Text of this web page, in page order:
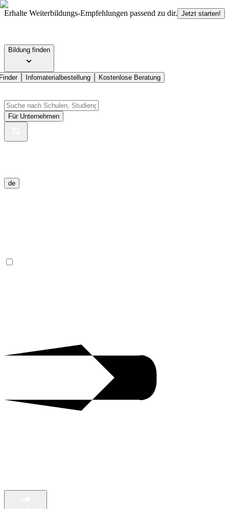
Erhalte Weiterbildungs-Empfehlungen passend zu dir. Jetzt starten!
Bildung finden
Infomaterialbestellung Kostenlose Beratung
Für Unternehmen
de